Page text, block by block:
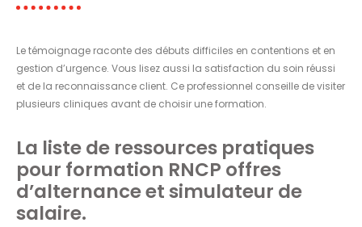
Le témoignage raconte des débuts difficiles en contentions et en
gestion d’urgence. Vous lisez aussi la satisfaction du soin réussi
et de la reconnaissance client. Ce professionnel conseille de visiter
plusieurs cliniques avant de choisir une formation.
La liste de ressources pratiques
pour formation RNCP offres
d’alternance et simulateur de
salaire.